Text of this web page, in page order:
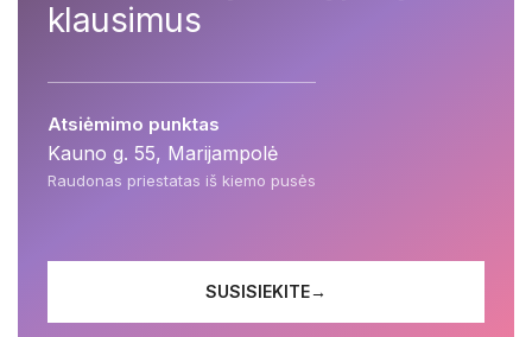
klausimus
Atsiėmimo punktas
Kauno g. 55, Marijampolė
Raudonas priestatas iš kiemo pusės
SUSISIEKITE→